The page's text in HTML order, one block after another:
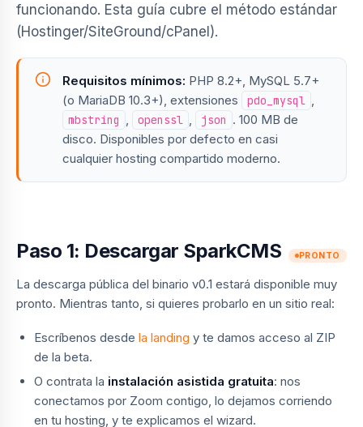
funcionando. Esta guía cubre el método estándar
(Hostinger/SiteGround/cPanel).
Requisitos mínimos: PHP 8.2+, MySQL 5.7+
(o MariaDB 10.3+), extensiones
pdo_mysql ,
mbstring , openssl , json . 100 MB de
disco. Disponibles por defecto en casi
cualquier hosting compartido moderno.
Paso 1: Descargar SparkCMS PRONTO
La descarga pública del binario v0.1 estará disponible muy
pronto. Mientras tanto, si quieres probarlo en un sitio real:
Escríbenos desde la landing y te damos acceso al ZIP
de la beta.
O contrata la instalación asistida gratuita: nos
conectamos por Zoom contigo, lo dejamos corriendo
en tu hosting, y te explicamos el wizard.